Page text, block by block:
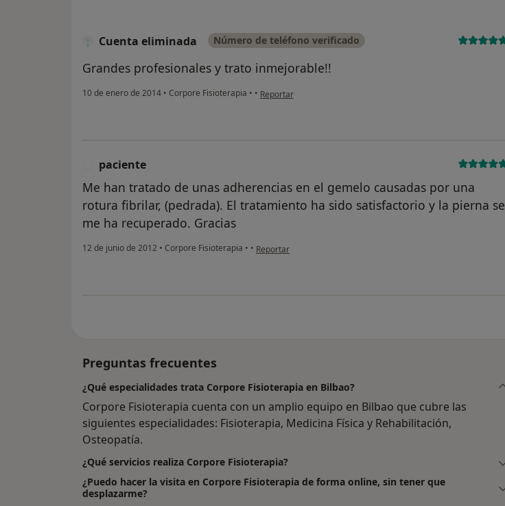
Cuenta eliminada Número de teléfono verificado
Grandes profesionales y trato inmejorable!!
10 de enero de 2014 • Corpore Fisioterapia • • en opinión del usuario Cuenta eliminada
Reportar
paciente
Me han tratado de unas adherencias en el gemelo causadas por una
rotura fibrilar, (pedrada). El tratamiento ha sido satisfactorio y la pierna se
me ha recuperado. Gracias
12 de junio de 2012 • Corpore Fisioterapia • • en opinión del usuario paciente
Reportar
Preguntas frecuentes
¿Qué especialidades trata Corpore Fisioterapia en Bilbao?
Corpore Fisioterapia cuenta con un amplio equipo en Bilbao que cubre las
siguientes especialidades: Fisioterapia, Medicina Física y Rehabilitación,
Osteopatía.
¿Qué servicios realiza Corpore Fisioterapia?
¿Puedo hacer la visita en Corpore Fisioterapia de forma online, sin tener que
desplazarme?